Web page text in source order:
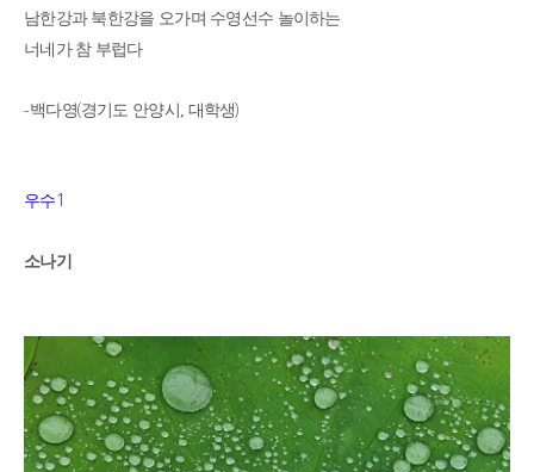
남한강과 북한강을 오가며 수영선수 놀이하는
너네가 참 부럽다
-백다영(경기도 안양시, 대학생)
우수1
소나기